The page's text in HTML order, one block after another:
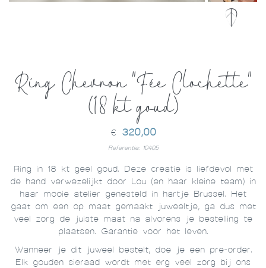
Ring Chevron "Fée Clochette"
(18 kt goud)
€ 320,00
Referentie: 10405
Ring in 18 kt geel goud. Deze creatie is liefdevol met
de hand verwezelijkt door Lou (en haar kleine team) in
haar mooie atelier genesteld in hartje Brussel. Het
gaat om een op maat gemaakt juweeltje, ga dus met
veel zorg de juiste maat na alvorens je bestelling te
plaatsen. Garantie voor het leven.
Wanneer je dit juweel bestelt, doe je een pre-order.
Elk gouden sieraad wordt met erg veel zorg bij ons